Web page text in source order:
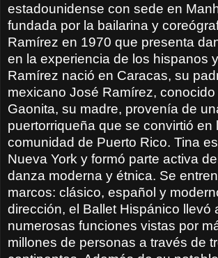
estadounidense con sede en
fundada por la bailarina y
Ramírez en 1970 que presenta
en la experiencia de los hispanos
Ramírez nació en Caracas, su
mexicano José Ramírez, conocido
Gaonita, su madre, provenía de
puertorriqueña que se convirtió en
comunidad de Puerto Rico. Tina
Nueva York y formó parte activa
danza moderna y étnica. Se
marcos: clásico, español y
dirección, el Ballet Hispánico llevó
numerosas funciones vistas por
millones de personas a través de